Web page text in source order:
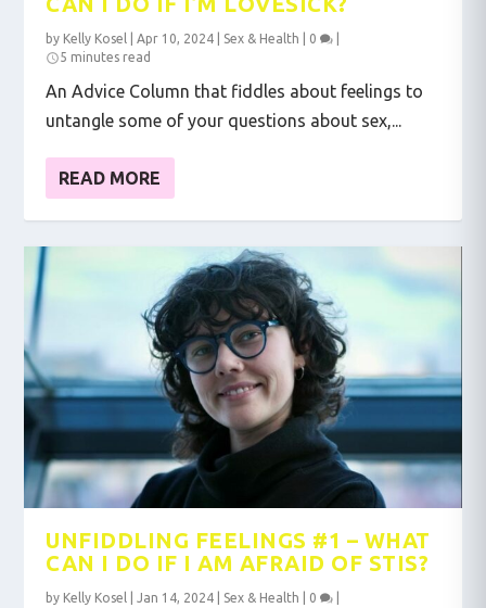
by Kelly Kosel |Apr 10, 2024 Sex & Health 0
5 minutes read
An Advice Column that fiddles about feelings to
untangle some of your questions about sex,...
READ MORE
UNFIDDLING FEELINGS #1 – WHAT
CAN I DO IF I AM AFRAID OF STIS?
by Kelly Kosel |Jan 14, 2024 Sex & Health 0